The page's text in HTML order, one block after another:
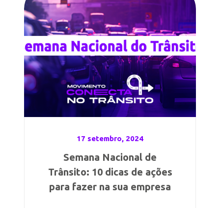
17 setembro, 2024
Semana Nacional de
Trânsito: 10 dicas de ações
para fazer na sua empresa